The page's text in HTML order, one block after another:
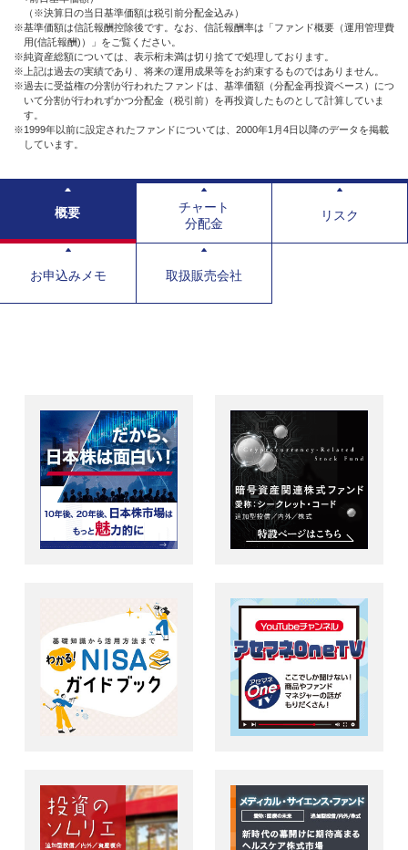
（※決算日の当日基準価額は税引前分配金込み）
※基準価額は信託報酬控除後です。なお、信託報酬率は「ファンド概要（運用管理費
用(信託報酬)）」をご覧ください。
※純資産総額については、表示桁未満は切り捨てで処理しております。
※上記は過去の実績であり、将来の運用成果等をお約束するものではありません。
※過去に受益権の分割が行われたファンドは、基準価額（分配金再投資ベース）につ
いて分割が行われずかつ分配金（税引前）を再投資したものとして計算していま
す。
※1999年以前に設定されたファンドについては、2000年1月4日以降のデータを掲載
しています。
概要
チャート
分配金
リスク
お申込みメモ 取扱販売会社